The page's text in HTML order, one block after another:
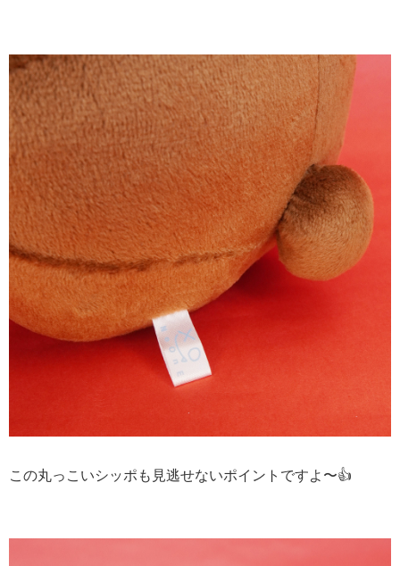
この丸っこいシッポも見逃せないポイントですよ〜👍